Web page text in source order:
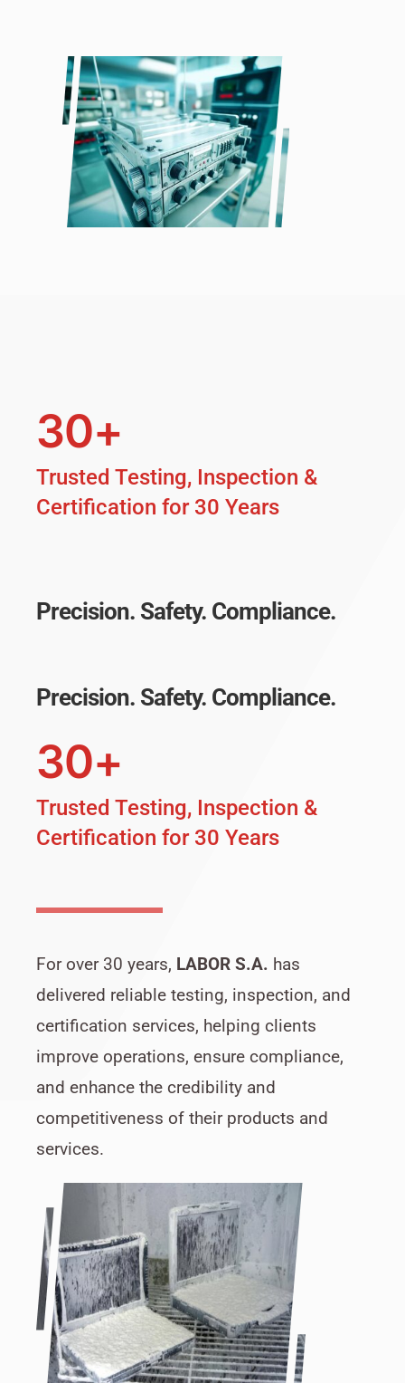
30+
Trusted Testing, Inspection &
Certification for 30 Years
Precision. Safety. Compliance.
Precision. Safety. Compliance.
30+
Trusted Testing, Inspection &
Certification for 30 Years
For over 30 years, LABOR S.A. has
delivered reliable testing, inspection, and
certification services, helping clients
improve operations, ensure compliance,
and enhance the credibility and
competitiveness of their products and
services.